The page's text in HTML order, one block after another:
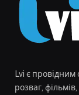
Lvi є
розваг,